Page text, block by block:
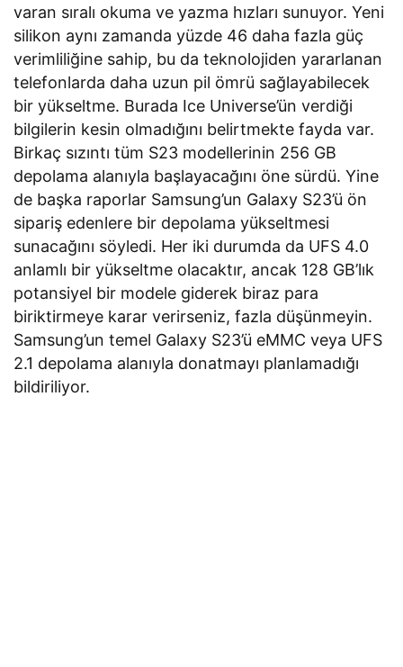
varan sıralı okuma ve yazma hızları sunuyor. Yeni
silikon aynı zamanda yüzde 46 daha fazla güç
verimliliğine sahip, bu da teknolojiden yararlanan
telefonlarda daha uzun pil ömrü sağlayabilecek
bir yükseltme. Burada Ice Universe’ün verdiği
bilgilerin kesin olmadığını belirtmekte fayda var.
Birkaç sızıntı tüm S23 modellerinin 256 GB
depolama alanıyla başlayacağını öne sürdü. Yine
de başka raporlar Samsung’un Galaxy S23’ü ön
sipariş edenlere bir depolama yükseltmesi
sunacağını söyledi. Her iki durumda da UFS 4.0
anlamlı bir yükseltme olacaktır, ancak 128 GB’lık
potansiyel bir modele giderek biraz para
biriktirmeye karar verirseniz, fazla düşünmeyin.
Samsung’un temel Galaxy S23’ü eMMC veya UFS
2.1 depolama alanıyla donatmayı planlamadığı
bildiriliyor.